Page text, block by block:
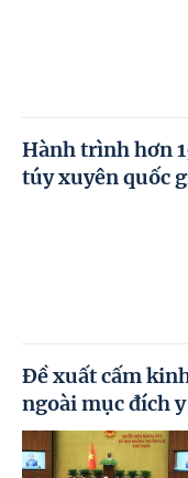
Hành trình hơn
túy xuyên quốc
Đề xuất cấm
ngoài mục đích